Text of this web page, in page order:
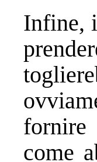
Infine,
fornire
come